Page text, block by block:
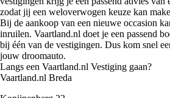
zodat jij een weloverwogen keuze kan
Bij de aankoop van een nieuwe occasion
inruilen. Vaartland.nl doet je een passend
bij één van de vestigingen. Dus kom snel
jouw droomauto.
Langs een Vaartland.nl Vestiging gaan?
Vaartland.nl Breda